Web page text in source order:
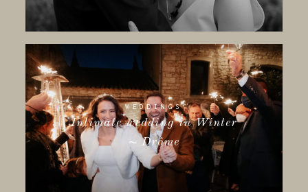
WEDDINGS
Intimate wedding in Winter
~ Drôme